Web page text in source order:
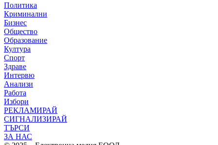
Политика
Криминални
Бизнес
Общество
Образование
Култура
Спорт
Здраве
Интервю
Анализи
Работа
Избори
РЕКЛАМИРАЙ
СИГНАЛИЗИРАЙ
ТЪРСИ
ЗА НАС